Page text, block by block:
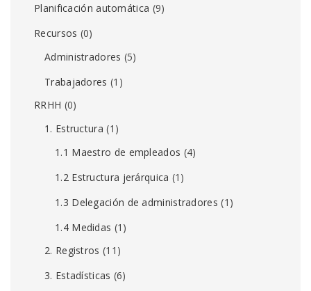
Planificación automática (9)
Recursos (0)
Administradores (5)
Trabajadores (1)
RRHH (0)
1. Estructura (1)
1.1 Maestro de empleados (4)
1.2 Estructura jerárquica (1)
1.3 Delegación de administradores (1)
1.4 Medidas (1)
2. Registros (11)
3. Estadísticas (6)